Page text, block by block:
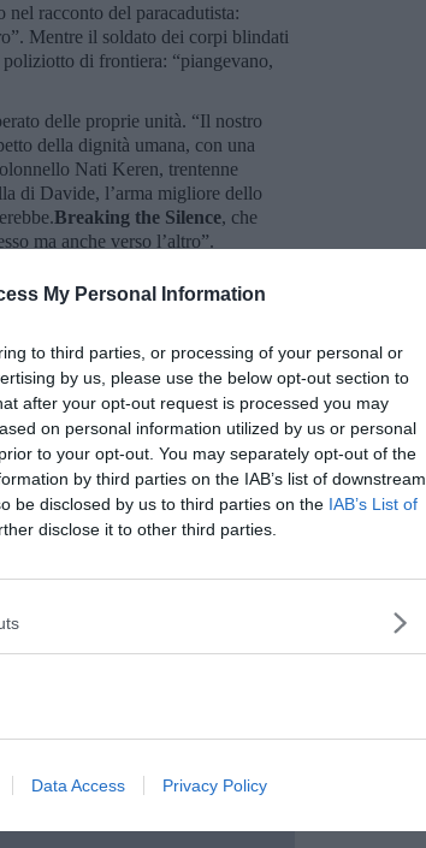
My Personal Information
to third parties, or processing of your personal or
by us, please use the below opt-out section to
after your opt-out request is processed you may
on personal information utilized by us or personal
to your opt-out. You may separately opt-out of the
by third parties on the IAB’s list of downstream
be disclosed by us to third parties on the IAB’s List of
disclose it to other third parties.
Data Access Privacy Policy
racconto del paracadutista:
Mentre il soldato dei corpi blindati
di frontiera: “piangevano,
delle proprie unità. “Il nostro
della dignità umana, con una
Nati Keren, trentenne
di Davide, l’arma migliore dello
Breaking the Silence, che
ma anche verso l’altro”.
Enrico Catassi